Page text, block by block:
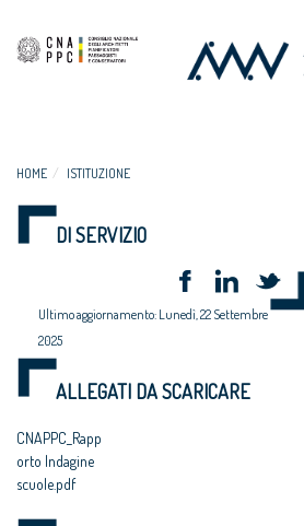
HOME ISTITUZIONE
DI SERVIZIO
Ultimo aggiornamento: Lunedì, 22 Settembre
2025
ALLEGATI DA SCARICARE
CNAPPC_Rapp
orto Indagine
scuole.pdf